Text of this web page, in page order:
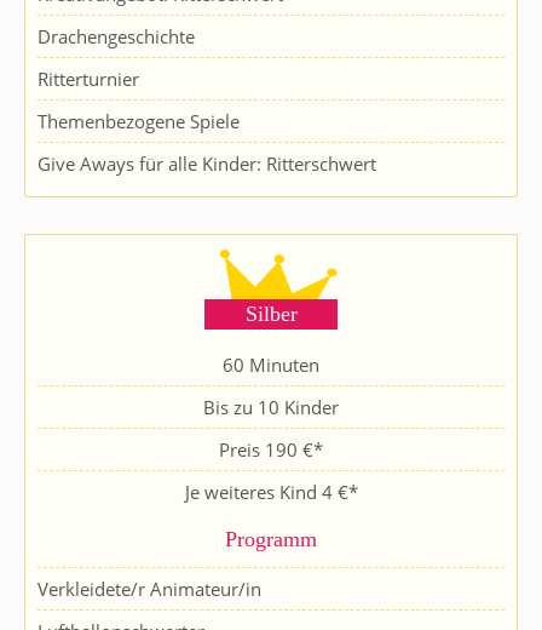
Drachengeschichte
Ritterturnier
Themenbezogene Spiele
Give Aways für alle Kinder: Ritterschwert
Silber
60 Minuten
Bis zu 10 Kinder
Preis 190 €*
Je weiteres Kind 4 €*
Programm
Verkleidete/r Animateur/in